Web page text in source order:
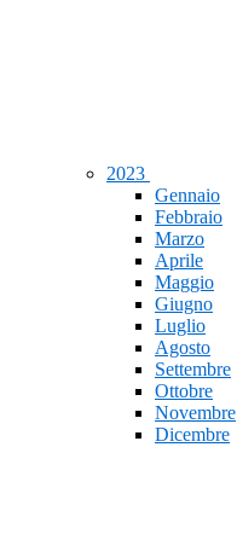
2023
Gennaio
Febbraio
Marzo
Aprile
Maggio
Giugno
Luglio
Agosto
Settembre
Ottobre
Novembre
Dicembre